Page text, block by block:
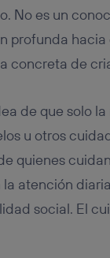
No es un
profunda
concreta de
de que solo
u otros
quienes
atención
social. El